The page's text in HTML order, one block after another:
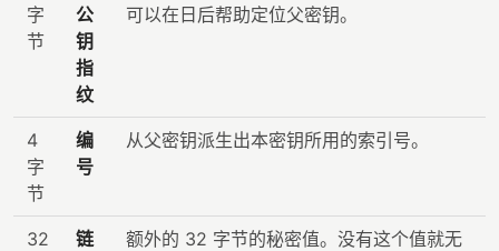
字
节
公
钥
指
纹
可以在日后帮助定位父密钥。
4
字
节
编
号
从父密钥派生出本密钥所用的索引号。
32
链
额外的 32 字节的秘密值。没有这个值就无